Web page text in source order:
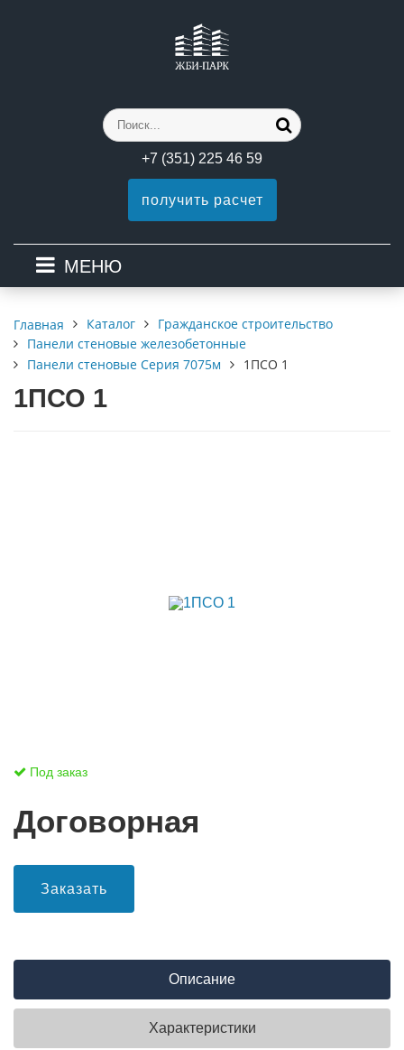
+7 (351) 225 46 59
получить расчет
МЕНЮ
Главная Каталог
Гражданское строительство
Панели стеновые железобетонные
Панели стеновые Серия 7075м
1ПСО 1
1ПСО 1
Под заказ
Договорная
Заказать
Описание
Характеристики